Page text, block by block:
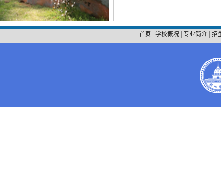
首页 | 学校概况 | 专业简介 | 招